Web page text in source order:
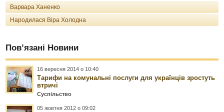
Варвара Ханенко
Народилася Віра Холодна
Пов’язані Новини
16 вересня 2014 о 10:40
Тарифи на комунальні послуги для українців зростуть
втричі
Суспільство
05 жовтня 2012 о 09:02